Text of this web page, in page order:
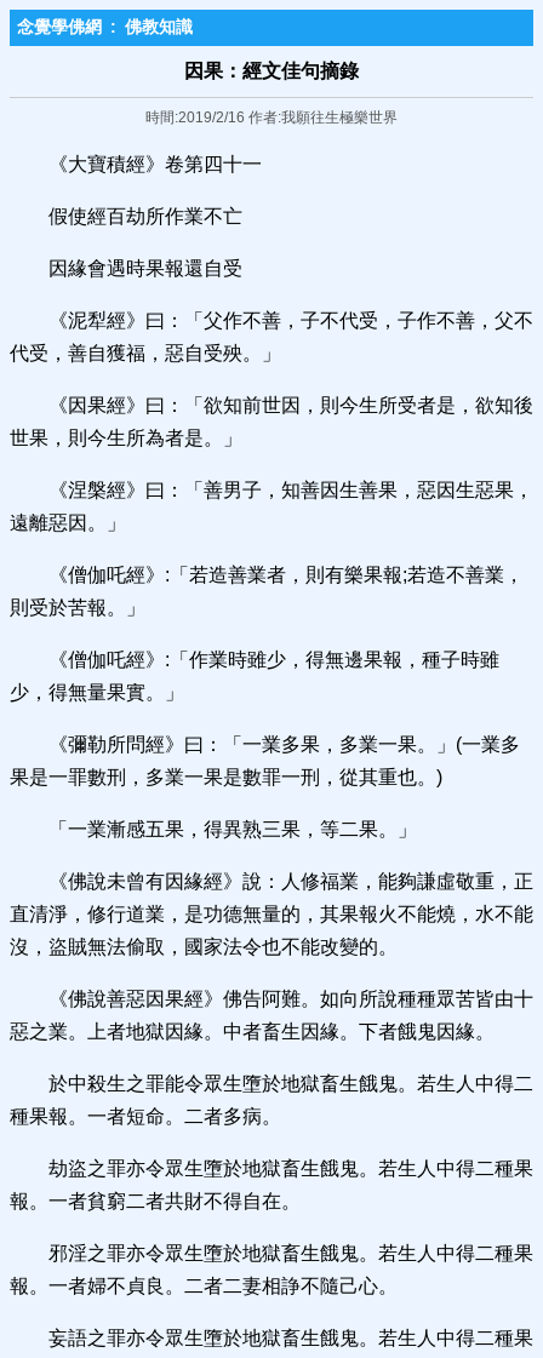
念覺學佛網 : 佛教知識
因果：經文佳句摘錄
時間:2019/2/16 作者:我願往生極樂世界
《大寶積經》卷第四十一
假使經百劫所作業不亡
因緣會遇時果報還自受
《泥犁經》曰：「父作不善，子不代受，子作不善，父不
代受，善自獲福，惡自受殃。」
《因果經》曰：「欲知前世因，則今生所受者是，欲知後
世果，則今生所為者是。」
《涅槃經》曰：「善男子，知善因生善果，惡因生惡果，
遠離惡因。」
《僧伽吒經》:「若造善業者，則有樂果報;若造不善業，
則受於苦報。」
《僧伽吒經》:「作業時雖少，得無邊果報，種子時雖
少，得無量果實。」
《彌勒所問經》曰：「一業多果，多業一果。」(一業多
果是一罪數刑，多業一果是數罪一刑，從其重也。)
「一業漸感五果，得異熟三果，等二果。」
《佛說未曾有因緣經》說：人修福業，能夠謙虛敬重，正
直清淨，修行道業，是功德無量的，其果報火不能燒，水不能
沒，盜賊無法偷取，國家法令也不能改變的。
《佛說善惡因果經》佛告阿難。如向所說種種眾苦皆由十
惡之業。上者地獄因緣。中者畜生因緣。下者餓鬼因緣。
於中殺生之罪能令眾生墮於地獄畜生餓鬼。若生人中得二
種果報。一者短命。二者多病。
劫盜之罪亦令眾生墮於地獄畜生餓鬼。若生人中得二種果
報。一者貧窮二者共財不得自在。
邪淫之罪亦令眾生墮於地獄畜生餓鬼。若生人中得二種果
報。一者婦不貞良。二者二妻相諍不隨己心。
妄語之罪亦令眾生墮於地獄畜生餓鬼。若生人中得二種果